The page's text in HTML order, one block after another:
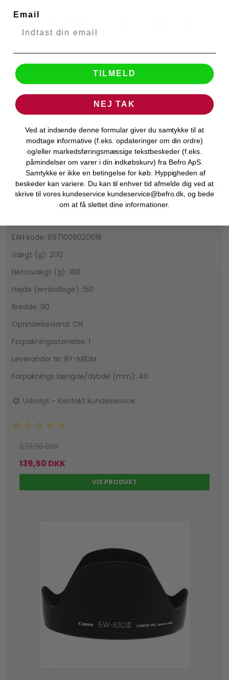
Omni-directional
BOYA
Specifikationer:
Karakteristika: Rundstråle optagelse
Signal / støj: 74dB eller mere
Impendans: 1000? eller mindre
Strøm: LR44 batteri
Batteritype: Knapcelle
Længde (m): 4
Tilslutning: 3,5mm jack
Guldbelagt: Ja
Impedans: 1000 ohm
EAN kode: 6971008020618
Vægt (g): 200
Nettovægt (g): 180
Højde (emballage): 150
Bredde: 90
Oprindelsesland: CN
Forpakningsstørrelse: 1
Leverandør Nr: BY-M1DM
Forpaknings længde/dybde (mm): 40
Udsolgt - Kontakt kundeservice
279,00 DKK
139,50 DKK
VIS PRODUKT
Email
TILMELD
NEJ TAK
Ved at indsende denne formular giver du samtykke til at
modtage informative (f.eks. opdateringer om din ordre)
og/eller markedsføringsmæssige tekstbeskeder (f.eks.
påmindelser om varer i din indkøbskurv) fra Befro ApS.
Samtykke er ikke en betingelse for køb. Hyppigheden af
beskeder kan variere. Du kan til enhver tid afmelde dig ved at
skrive til vores kundeservice kundeservice@befro.dk, og bede
om at få slettet dine informationer.